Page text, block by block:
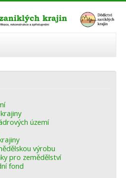
území
výrobu
pro zemědělství
fond